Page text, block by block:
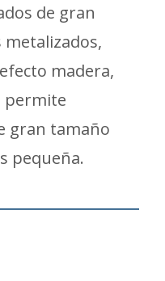
de gran
metalizados,
madera,
permite
gran tamaño
pequeña.